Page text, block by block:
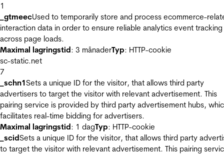
1
_gtmeecUsed to temporarily store and process ecommerce-
interaction data in order to ensure reliable analytics event tracking
across page loads.
Maximal lagringstid: 3 månaderTyp: HTTP-cookie
sc-static.net
7
_schn1Sets a unique ID for the visitor, that allows third party
advertisers to target the visitor with relevant advertisement. This
pairing service is provided by third party advertisement hubs,
facilitates real-time bidding for advertisers.
Maximal lagringstid: 1 dagTyp: HTTP-cookie
_scidSets a unique ID for the visitor, that allows third party
to target the visitor with relevant advertisement. This pairing